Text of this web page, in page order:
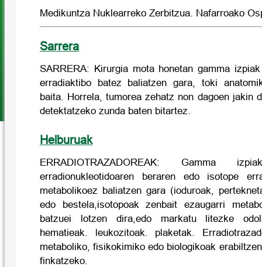
Medikuntza Nuklearreko Zerbitzua. Nafarroako
Sarrera
SARRERA: Kirurgia mota honetan gamma
erradiaktibo batez baliatzen gara, toki
baita. Horrela, tumorea zehatz non dagoen jakin
detektatzeko zunda baten bitartez.
Helburuak
ERRADIOTRAZADOREAK: Gamma
erradionukleotidoaren beraren edo isotope
metabolikoez baliatzen gara (ioduroak,
edo bestela,isotopoak zenbait ezaugarri
batzuei lotzen dira,edo markatu litezke
hematieak. leukozitoak. plaketak.
metaboliko, fisikokimiko edo biologikoak
finkatzeko.